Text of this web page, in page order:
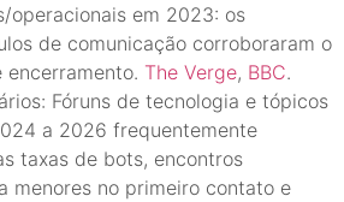
operacionais em 2023: os
de comunicação corroboraram o
encerramento. The Verge, BBC.
Fóruns de tecnologia e tópicos
a 2026 frequentemente
taxas de bots, encontros
menores no primeiro contato e